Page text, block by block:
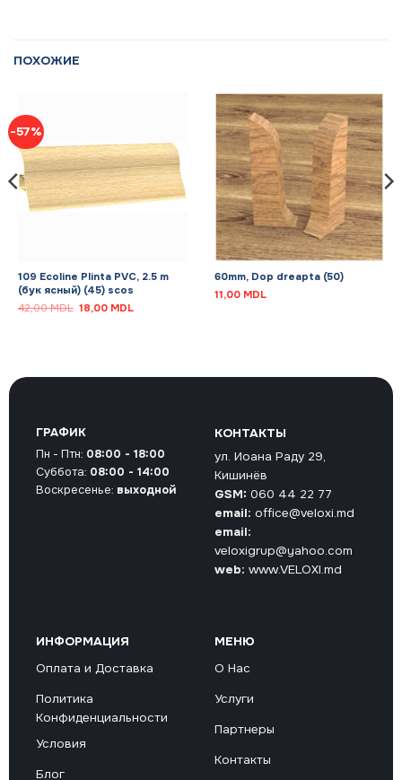
ПОХОЖИЕ
-57%
109 Ecoline Plinta PVC, 2.5 m
(бук ясный) (45) scos
42,00MDL Первоначальная
цена
18,00 MDLТекущая
60mm, Dop dreapta (50)
11,00 MDL
КОНТАКТЫ
ул. Иоана Раду 29,
Кишинёв
GSM: 060 44 22 77
email: office@veloxi.md
email:
veloxigrup@yahoo.com
web: www.VELOXI.md
ИНФОРМАЦИЯ
Оплата и Доставка
Политика
Конфиденциальности
Условия
Блог
МЕНЮ
О Нас
Услуги
Партнеры
Контакты
ГРАФИК
Пн - Птн: 08:00 - 18:00
Суббота: 08:00 - 14:00
Воскресенье: выходной